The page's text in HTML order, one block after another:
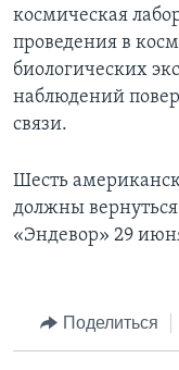
космическая
проведения в
биологических
наблюдений
связи.
Шесть
должны
«Эндевор» 29
Поделиться